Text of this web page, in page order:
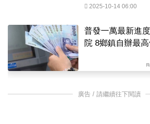
2025-10-14 06:00
普發一萬最新進
院 8鄉鎮自辦最
廣告 / 請繼續往下閱讀